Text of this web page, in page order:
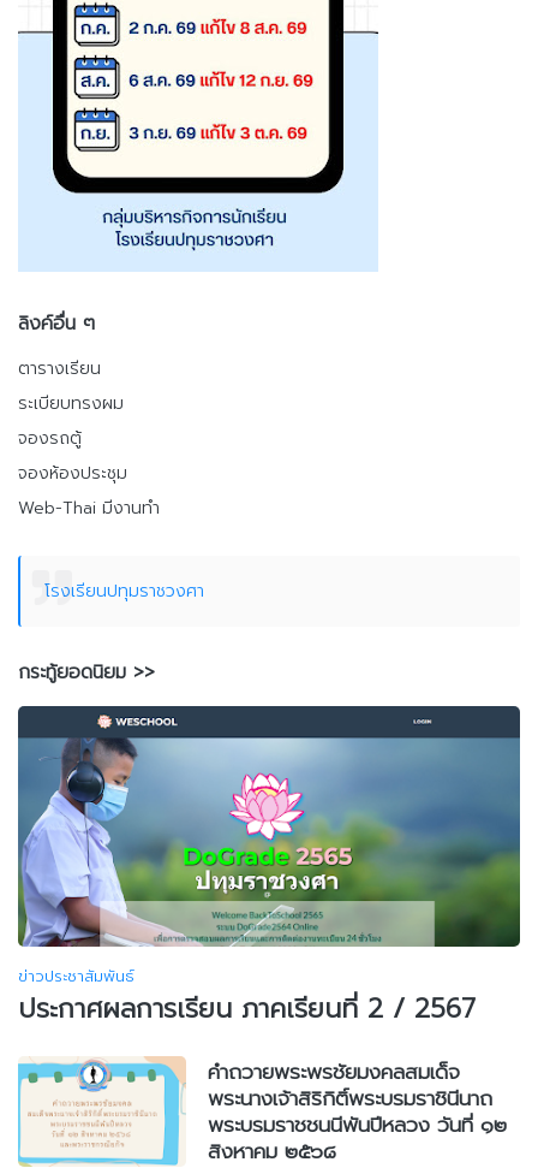
ลิงค์อื่น ๆ
ตารางเรียน
ระเบียบทรงผม
จองรถตู้
จองห้องประชุม
Web-Thai มีงานทำ
โรงเรียนปทุมราชวงศา
กระทู้ยอดนิยม >>
ข่าวประชาสัมพันธ์
ประกาศผลการเรียน ภาคเรียนที่ 2 / 2567
คำถวายพระพรชัยมงคลสมเด็จ
พระนางเจ้าสิริกิติ์พระบรมราชินีนาถ
พระบรมราชชนนีพันปีหลวง วันที่ ๑๒
สิงหาคม ๒๕๖๘